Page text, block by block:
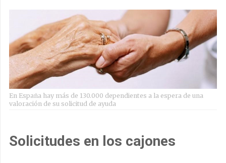
En España hay más de 130.000 dependientes a la espera de una
valoración de su solicitud de ayuda
Solicitudes en los cajones